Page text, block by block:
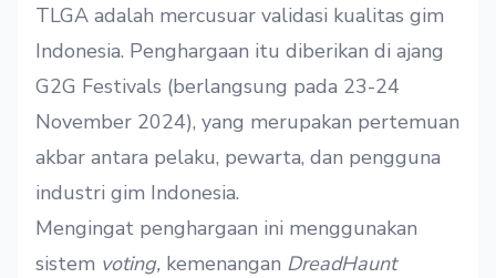
TLGA adalah mercusuar validasi kualitas gim
Indonesia. Penghargaan itu diberikan di ajang
G2G Festivals (berlangsung pada 23-24
November 2024), yang merupakan pertemuan
akbar antara pelaku, pewarta, dan pengguna
industri gim Indonesia.
Mengingat penghargaan ini menggunakan
sistem voting, kemenangan DreadHaunt